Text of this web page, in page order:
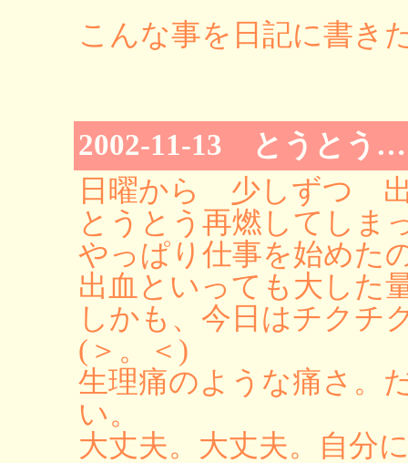
こんな事を日記に書き
2002-11-13 とうとう…
日曜から 少しずつ
とうとう再燃してしま
やっぱり仕事を始めた
出血といっても大した
しかも、今日はチクチ
(＞。＜)
生理痛のような痛さ。
い。
大丈夫。大丈夫。自分